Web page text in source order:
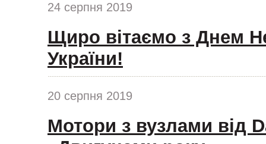
24 серпня 2019
Щиро вітаємо з Днем
України!
20 серпня 2019
Мотори з вузлами від